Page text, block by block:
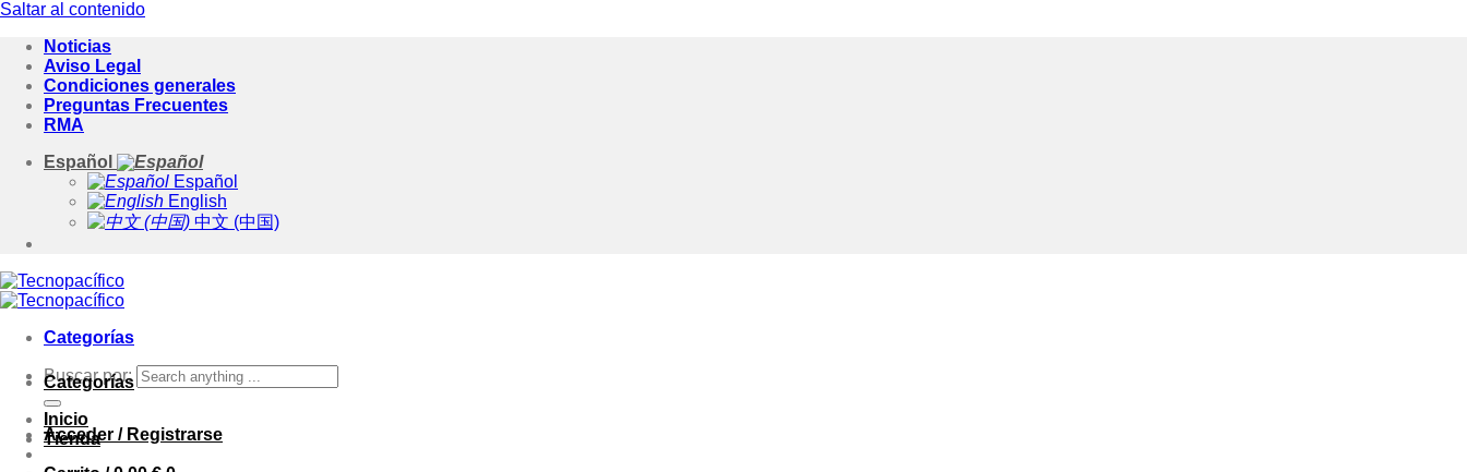
Saltar al contenido
Noticias
Aviso Legal
Condiciones generales
Preguntas Frecuentes
RMA
Español
Español
English
中文 (中国)
Categorías
Buscar por:
Acceder / Registrarse
Categorías
Inicio
Tienda